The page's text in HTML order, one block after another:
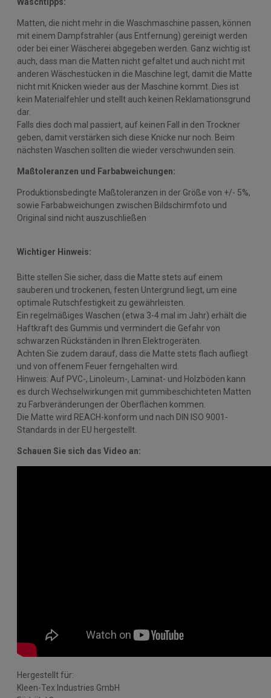
Waschtipps:
Matten, die nicht mehr in die Waschmaschine passen, können
mit einem Dampfstrahler (aus Entfernung) gereinigt werden
oder bei einer Wäscherei abgegeben werden. Ganz wichtig ist
auch, dass man die Matten nicht gefaltet und auch nicht mit
anderen Wäschestücken in die Maschine legt, damit die Matte
nicht mit Knicken wieder aus der Maschine kommt. Dies ist
kein Materialfehler und stellt auch keinen Reklamationsgrund
dar.
Falls dies doch mal passiert, auf keinen Fall in den Trockner
geben, damit verstärken sich diese Knicke nur noch. Beim
nächsten Waschen sollten die wieder verschwunden sein.
Maßtoleranzen und Farbabweichungen:
Produktionsbedingte Maßtoleranzen in der Größe von +/- 5%,
sowie Farbabweichungen zwischen Bildschirmfoto und
Original sind nicht auszuschließen
Wichtiger Hinweis:
Bitte stellen Sie sicher, dass die Matte stets auf einem
sauberen und trockenen, festen Untergrund liegt, um eine
optimale Rutschfestigkeit zu gewährleisten.
Ein regelmäßiges Waschen (etwa 3-4 mal im Jahr) erhält die
Haftkraft des Gummis und vermindert die Gefahr von
schwarzen Rückständen in Ihren Elektrogeräten.
Achten Sie zudem darauf, dass die Matte stets flach aufliegt
und von offenem Feuer ferngehalten wird.
Hinweis: Auf PVC-, Linoleum-, Laminat- und Holzböden kann
es durch Wechselwirkungen mit gummibeschichteten Matten
zu Farbveränderungen der Oberflächen kommen.
Die Matte wird REACH-konform und nach DIN ISO 9001-
Standards in der EU hergestellt.
Schauen Sie sich das Video an:
Hergestellt für:
Kleen-Tex Industries GmbH